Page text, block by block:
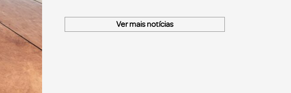
Ver mais notícias